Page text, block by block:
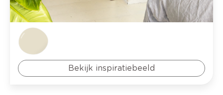
Bekijk inspiratiebeeld